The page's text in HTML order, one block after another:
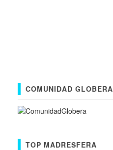
COMUNIDAD GLOBERA
TOP MADRESFERA